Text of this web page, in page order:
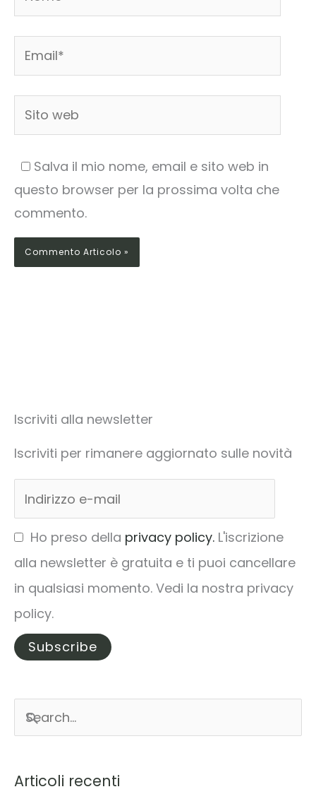
Email*
Sito
Salva il mio nome, email e sito web in
questo browser per la prossima volta che
commento.
Iscriviti alla newsletter
Iscriviti per rimanere aggiornato sulle novità
Ho preso della privacy policy. L'iscrizione
alla newsletter è gratuita e ti puoi cancellare
in qualsiasi momento. Vedi la nostra privacy
policy.
e
c
Articoli recenti